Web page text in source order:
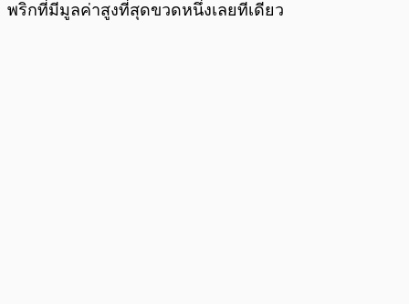
พริกที่มีมูลค่าสูงที่สุดขวดหนึ่งเลยทีเดียว